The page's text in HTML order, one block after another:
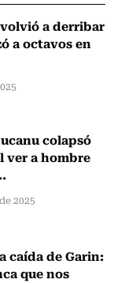
a derribar
a octavos en
colapsó
ver a hombre
2025
caída de Garin:
que nos